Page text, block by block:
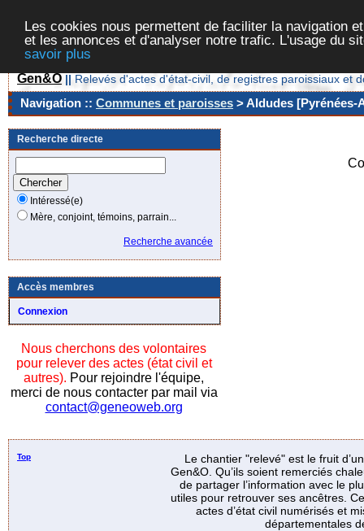
Les cookies nous permettent de faciliter la navigation
et les annonces et d'analyser notre trafic. L'usage du
savoir plus
Gen&O || Relevés d'actes d'état-civil, de registres paroissiaux et
Navigation :: Communes et paroisses > Aldudes [Pyrénées-
Recherche directe
Intéressé(e)
Mère, conjoint, témoins, parrain...
Recherche avancée
Accès membres
Connexion
Nous cherchons des volontaires
pour relever des actes (état civil et
autres). Pour rejoindre l'équipe,
merci de nous contacter par mail via
contact@geneoweb.org
Top
Le chantier "relevé" est le fruit
Gen&O. Qu’ils soient remerciés
de partager l’information avec le
utiles pour retrouver ses ancêtres.
actes d’état civil numérisés et
départementales